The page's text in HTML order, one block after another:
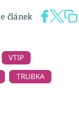
článek
VTIP
TRUBKA